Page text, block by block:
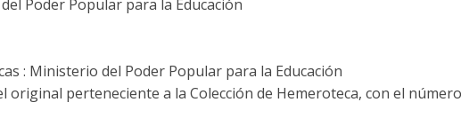
Poder Popular para la Educación
: Ministerio del Poder Popular para la Educación
original perteneciente a la Colección de Hemeroteca, con el